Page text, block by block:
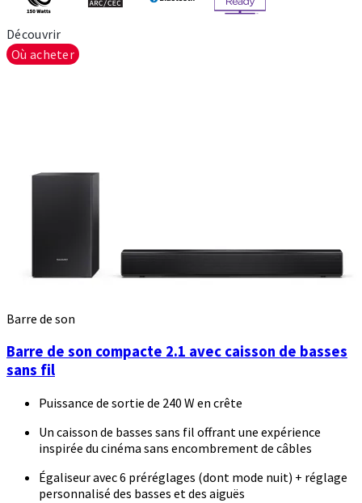
Découvrir
Où acheter
Barre de son
Barre de son compacte 2.1 avec caisson de basses
sans fil
Puissance de sortie de 240 W en crête
Un caisson de basses sans fil offrant une expérience
inspirée du cinéma sans encombrement de câbles
Égaliseur avec 6 préréglages (dont mode nuit) + réglage
personnalisé des basses et des aiguës